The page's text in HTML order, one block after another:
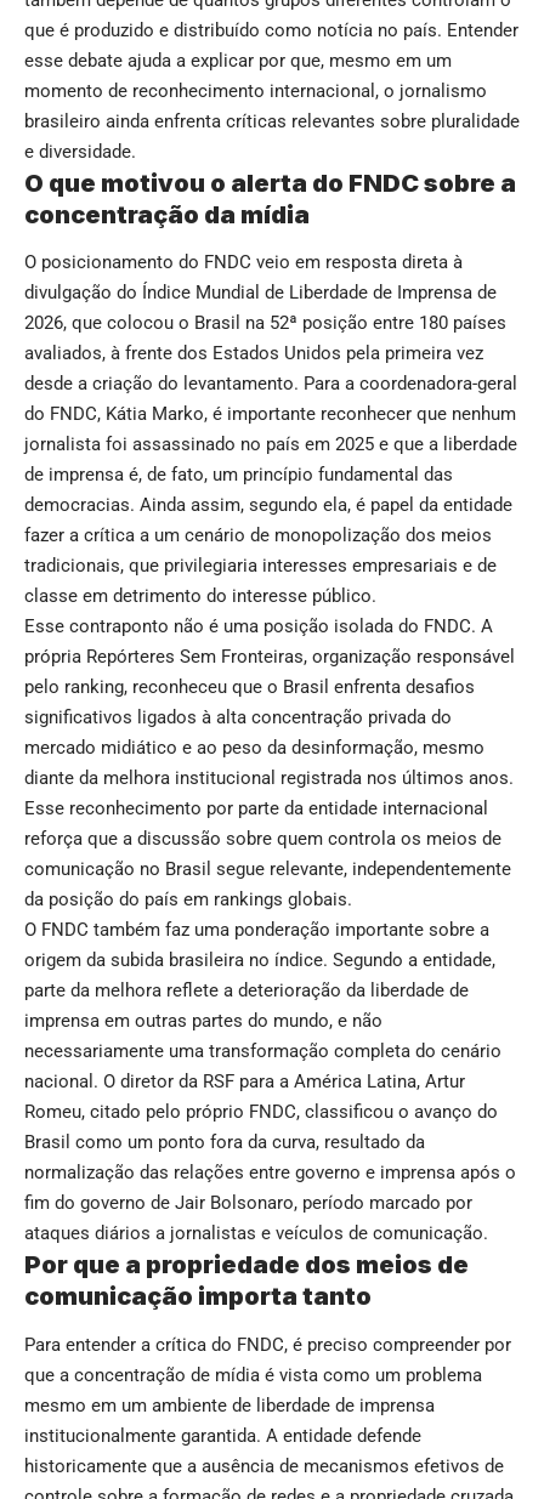
que é produzido e distribuído como notícia no país. Entender
esse debate ajuda a explicar por que, mesmo em um
momento de reconhecimento internacional, o jornalismo
brasileiro ainda enfrenta críticas relevantes sobre pluralidade
e diversidade.
O que motivou o alerta do FNDC sobre a
concentração da mídia
O posicionamento do FNDC veio em resposta direta à
divulgação do Índice Mundial de Liberdade de Imprensa de
2026, que colocou o Brasil na 52ª posição entre 180 países
avaliados, à frente dos Estados Unidos pela primeira vez
desde a criação do levantamento. Para a coordenadora-geral
do FNDC, Kátia Marko, é importante reconhecer que nenhum
jornalista foi assassinado no país em 2025 e que a liberdade
de imprensa é, de fato, um princípio fundamental das
democracias. Ainda assim, segundo ela, é papel da entidade
fazer a crítica a um cenário de monopolização dos meios
tradicionais, que privilegiaria interesses empresariais e de
classe em detrimento do interesse público.
Esse contraponto não é uma posição isolada do FNDC. A
própria Repórteres Sem Fronteiras, organização responsável
pelo ranking, reconheceu que o Brasil enfrenta desafios
significativos ligados à alta concentração privada do
mercado midiático e ao peso da desinformação, mesmo
diante da melhora institucional registrada nos últimos anos.
Esse reconhecimento por parte da entidade internacional
reforça que a discussão sobre quem controla os meios de
comunicação no Brasil segue relevante, independentemente
da posição do país em rankings globais.
O FNDC também faz uma ponderação importante sobre a
origem da subida brasileira no índice. Segundo a entidade,
parte da melhora reflete a deterioração da liberdade de
imprensa em outras partes do mundo, e não
necessariamente uma transformação completa do cenário
nacional. O diretor da RSF para a América Latina, Artur
Romeu, citado pelo próprio FNDC, classificou o avanço do
Brasil como um ponto fora da curva, resultado da
normalização das relações entre governo e imprensa após o
fim do governo de Jair Bolsonaro, período marcado por
ataques diários a jornalistas e veículos de comunicação.
Por que a propriedade dos meios de
comunicação importa tanto
Para entender a crítica do FNDC, é preciso compreender por
que a concentração de mídia é vista como um problema
mesmo em um ambiente de liberdade de imprensa
institucionalmente garantida. A entidade defende
historicamente que a ausência de mecanismos efetivos de